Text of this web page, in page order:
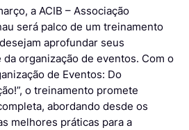
a ACIB – Associação
será palco de um treinamento
aprofundar seus
organização de eventos. Com o
de Eventos: Do
o treinamento promete
abordando desde os
melhores práticas para a